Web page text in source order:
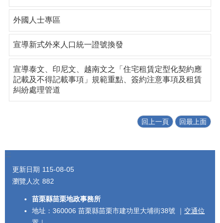
外國人士專區
宣導新式外來人口統一證號換發
宣導泰文、印尼文、越南文之「住宅租賃定型化契約應
記載及不得記載事項」規範重點、簽約注意事項及租賃
糾紛處理管道
回上一頁 回最上面
:::
更新日期 115-08-05
瀏覽人次 882
苗栗縣苗栗地政事務所
地址：360006 苗栗縣苗栗市建功里大埔街38號 ｜ 交通位